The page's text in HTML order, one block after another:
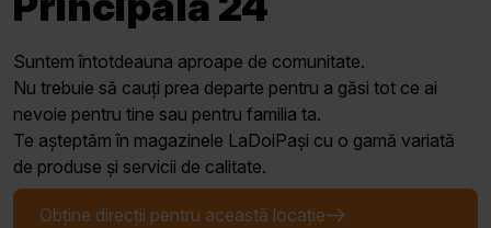
Suntem întotdeauna aproape de comunitate.
Nu trebuie să cauți prea departe pentru a găsi tot ce ai
nevoie pentru tine sau pentru familia ta.
Te așteptăm în magazinele LaDoiPași cu o gamă variată
de produse și servicii de calitate.
Obține direcții pentru această locație